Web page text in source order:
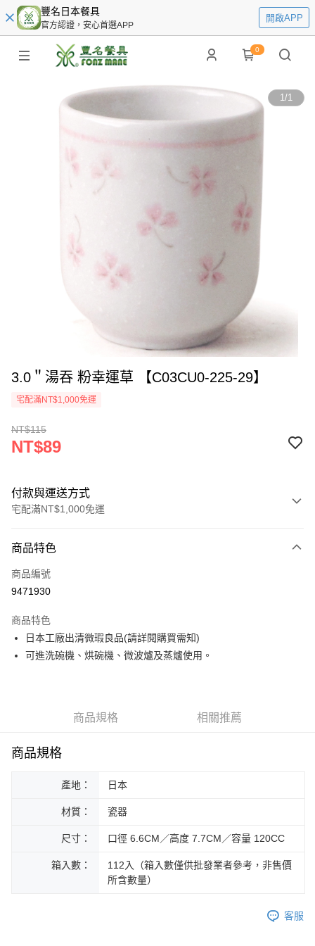
豐名日本餐具
官方認證，安心首選APP
開啟APP
0
1/1
3.0＂湯吞 粉幸運草 【C03CU0-225-29】
宅配滿NT$1,000免運
NT$115
NT$89
付款與運送方式
宅配滿NT$1,000免運
信用卡一次付款
LINE Pay
街口支付
悠遊付
運送方式
每筆NT$200，滿NT$1,000(含以上)免運費
黑貓外島宅配
每筆NT$360
商品特色
商品編號
9471930
商品特色
日本工廠出清微瑕良品(請詳閱購買需知)
可進洗碗機、烘碗機、微波爐及蒸爐使用。
商品規格 相關推薦
商品規格
產地： 日本
材質： 瓷器
尺寸： 口徑 6.6CM／高度 7.7CM／容量 120CC
箱入數：
112入（箱入數僅供批發業者參考，非售價
所含數量）
客服